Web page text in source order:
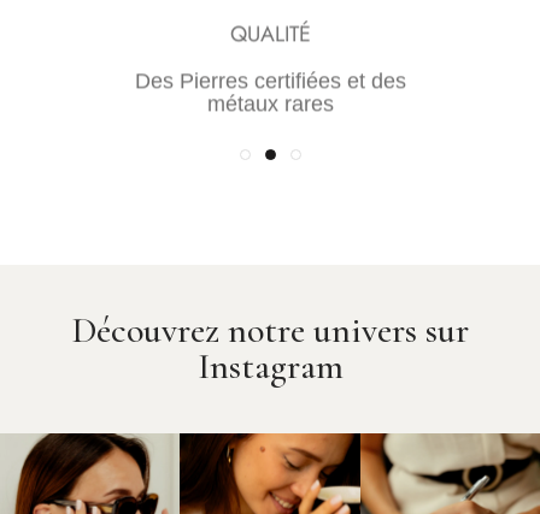
QUALITÉ
Des Pierres certifiées et des
métaux rares
TRANSPARENCE
Une maîtrise de la chaine de
valeur pour des prix justes
Découvrez notre univers sur
Instagram